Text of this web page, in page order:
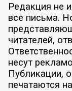
Редакция не
все письма.
читателей,
несут
Публикации,
печатаются